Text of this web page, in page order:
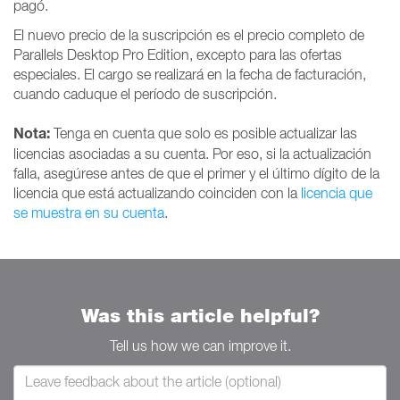
pagó.
El nuevo precio de la suscripción es el precio completo de
Parallels Desktop Pro Edition, excepto para las ofertas
especiales. El cargo se realizará en la fecha de facturación,
cuando caduque el período de suscripción.
Nota: Tenga en cuenta que solo es posible actualizar las
licencias asociadas a su cuenta. Por eso, si la actualización
falla, asegúrese antes de que el primer y el último dígito de la
licencia que está actualizando coinciden con la licencia que
se muestra en su cuenta.
Was this article helpful?
Tell us how we can improve it.